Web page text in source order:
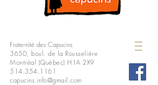
Fraternité des Capucins
3650, boul. de la Rousselière
Montréal (Québec) H1A 2X9
514.354.1161
capucins.info@gmail.com